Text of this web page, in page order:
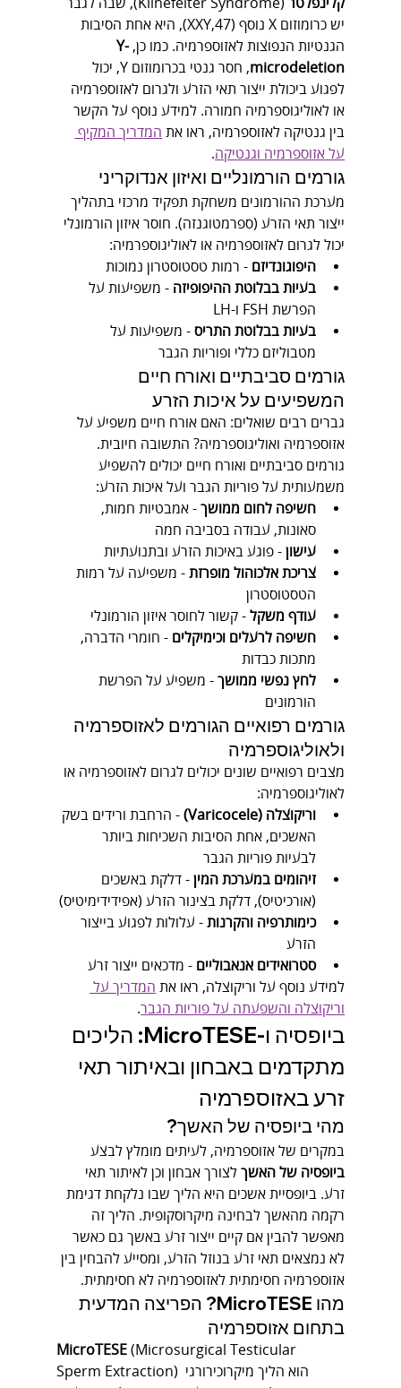
קלינפלטר
(Klinefelter Syndrome), שבה לגבר
יש כרומוזום X נוסף (47,XXY), היא אחת הסיבות
הגנטיות הנפוצות לאזוספרמיה. כמו כן, Y-
microdeletion
, חסר גנטי בכרומוזום Y, יכול
לפגוע ביכולת ייצור תאי הזרע ולגרום לאזוספרמיה
או לאוליגוספרמיה חמורה. למידע נוסף על הקשר
בין גנטיקה לאזוספרמיה, ראו את המדריך המקיף
על אזוספרמיה וגנטיקה.
גורמים הורמונליים ואיזון אנדוקריני
מערכת ההורמונים משחקת תפקיד מרכזי בתהליך
ייצור תאי הזרע (ספרמטוגנזה). חוסר איזון הורמונלי
יכול לגרום לאזוספרמיה או לאוליגוספרמיה:
היפוגונדיזם - רמות טסטוסטרון נמוכות
בעיות בבלוטת ההיפופיזה - משפיעות על
הפרשת FSH ו-LH
בעיות בבלוטת התריס - משפיעות על
מטבוליזם כללי ופוריות הגבר
גורמים סביבתיים ואורח חיים
המשפיעים על איכות הזרע
גברים רבים שואלים: האם אורח חיים משפיע על
אזוספרמיה ואוליגוספרמיה? התשובה חיובית.
גורמים סביבתיים ואורח חיים יכולים להשפיע
משמעותית על פוריות הגבר ועל איכות הזרע:
חשיפה לחום ממושך - אמבטיות חמות,
סאונות, עבודה בסביבה חמה
עישון - פוגע באיכות הזרע ובתנועתיות
צריכת אלכוהול מופרזת - משפיעה על רמות
הטסטוסטרון
עודף משקל - קשור לחוסר איזון הורמונלי
חשיפה לרעלים וכימיקלים - חומרי הדברה,
מתכות כבדות
לחץ נפשי ממושך - משפיע על הפרשת
הורמונים
גורמים רפואיים הגורמים לאזוספרמיה
ולאוליגוספרמיה
מצבים רפואיים שונים יכולים לגרום לאזוספרמיה או
לאוליגוספרמיה:
וריקוצלה (Varicocele)
- הרחבת ורידים בשק
האשכים, אחת הסיבות השכיחות ביותר
לבעיות פוריות הגבר
זיהומים במערכת המין - דלקת באשכים
(אורכיטיס), דלקת בצינור הזרע (אפידידימיטיס)
כימותרפיה והקרנות - עלולות לפגוע בייצור
הזרע
סטרואידים אנאבוליים - מדכאים ייצור זרע
למידע נוסף על וריקוצלה, ראו את המדריך על
וריקוצלה והשפעתה על פוריות הגבר.
ביופסיה ו-MicroTESE: הליכים
מתקדמים באבחון ובאיתור תאי
זרע באזוספרמיה
מהי ביופסיה של האשך?
במקרים של אזוספרמיה, לעיתים מומלץ לבצע
ביופסיה של האשך לצורך אבחון וכן לאיתור תאי
זרע. ביופסיית אשכים היא הליך שבו נלקחת דגימת
רקמה מהאשך לבחינה מיקרוסקופית. הליך זה
מאפשר להבין אם קיים ייצור זרע באשך גם כאשר
לא נמצאים תאי זרע בנוזל הזרע, ומסייע להבחין בין
אזוספרמיה חסימתית לאזוספרמיה לא חסימתית.
מהו MicroTESE? הפריצה המדעית
בתחום אזוספרמיה
MicroTESE (Microsurgical Testicular
Sperm Extraction) הוא הליך מיקרוכירורגי